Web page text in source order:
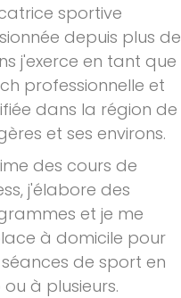
sportive
depuis plus de
j'exerce en tant que
professionnelle et
dans la région de
et ses environs.
des cours de
j'élabore des
et je me
à domicile pour
de sport en
ou à plusieurs.